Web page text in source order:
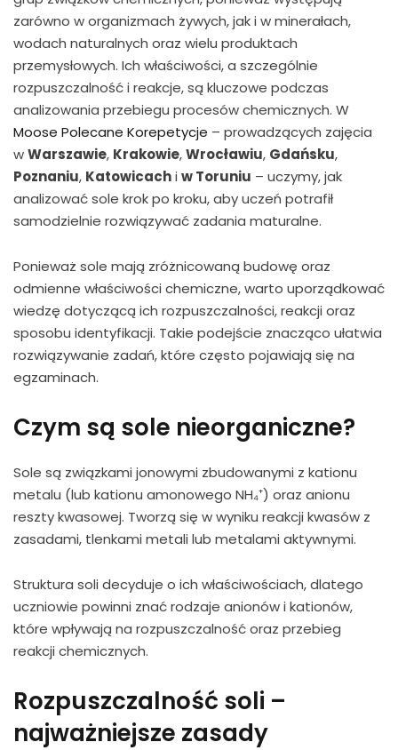
zarówno w organizmach żywych, jak i w minerałach,
wodach naturalnych oraz wielu produktach
przemysłowych. Ich właściwości, a szczególnie
rozpuszczalność i reakcje, są kluczowe podczas
analizowania przebiegu procesów chemicznych. W
Moose Polecane Korepetycje – prowadzących zajęcia
wWarszawie, Krakowie,Wrocławiu, Gdańsku,
Poznaniu, Katowicachi w Toruniu – uczymy, jak
analizować sole krok po kroku, aby uczeń potrafił
samodzielnie rozwiązywać zadania maturalne.
Ponieważ sole mają zróżnicowaną budowę oraz
odmienne właściwości chemiczne, warto uporządkować
wiedzę dotyczącą ich rozpuszczalności, reakcji oraz
sposobu identyfikacji. Takie podejście znacząco ułatwia
rozwiązywanie zadań, które często pojawiają się na
egzaminach.
Czym są sole nieorganiczne?
Sole są związkami jonowymi zbudowanymi z kationu
metalu (lub kationu amonowego NH₄⁺) oraz anionu
reszty kwasowej. Tworzą się w wyniku reakcji kwasów z
zasadami, tlenkami metali lub metalami aktywnymi.
Struktura soli decyduje o ich właściwościach, dlatego
uczniowie powinni znać rodzaje anionów i kationów,
które wpływają na rozpuszczalność oraz przebieg
reakcji chemicznych.
Rozpuszczalność soli –
najważniejsze zasady